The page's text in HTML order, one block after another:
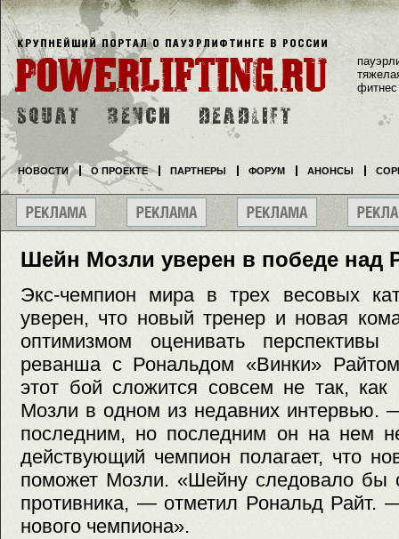
Шейн Мозли уверен в победе над
Экс-чемпион мира в трех весовых
уверен, что новый тренер и новая
оптимизмом оценивать перспективы
реванша с Рональдом «Винки»
этот бой сложится совсем не так,
Мозли в одном из недавних интервью.
последним, но последним он на нем
действующий чемпион полагает, что
поможет Мозли. «Шейну следовало бы
противника, — отметил Рональд Райт.
нового чемпиона».
фитнес
НОВОСТИ О ПРОЕКТЕ ПАРТНЕРЫ ФОРУМ АНОНСЫ